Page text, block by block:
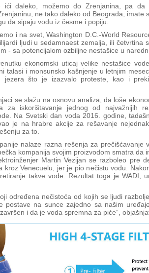
ići daleko, možemo do Zrenjanina, pa
ne tako daleko od Beograda, imate
da sipaju vodu iz česme i popiju.
i na svet, Washington D.C.-World
ljudi u sedamnaest zemalja, ili četvrtina
- sa potencijalom ozbiljne nestašice u
ekonomski uticaj velike nestašice
talasi i monsunsko kašnjenje u letnjim
jezera što je izazvalo proteste, kao i
se slažu na osnovu analiza, da loše
za iskorištavanje jednog od najvažnijih
Na Svetski dan voda 2016. godine,
je na hrabre akcije za rešavanje
za to.
nalaze razna rešenja za prečišćavanje
kompanija svojim proizvodom smatra da
Martin Vezijan se razboleo pre
kroz Venecuelu, jer je pio nečistu vodu.
takve vode. Rezultat toga je WADI,
određena nečistoća od kojih se ljudi
postave na sunce zajedno sa našim
i da je voda spremna za piće“,